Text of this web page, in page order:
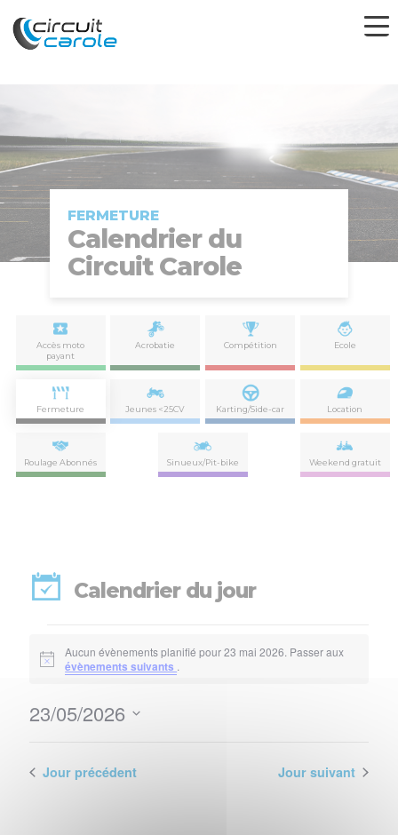
FERMETURE
Calendrier du
Circuit Carole
Accès moto
payant
Acrobatie Compétition Ecole
Fermeture Jeunes <25CV Karting/Side-car Location
Roulage Abonnés Sinueux/Pit-bike Weekend gratuit
Calendrier du jour
Évènements
for
23
mai
2026
Notice
Aucun évènements planifié pour 23 mai 2026. Passer aux
évènements suivants .
par
vues
23/05/2026
date.Jour précédent Jour suivant